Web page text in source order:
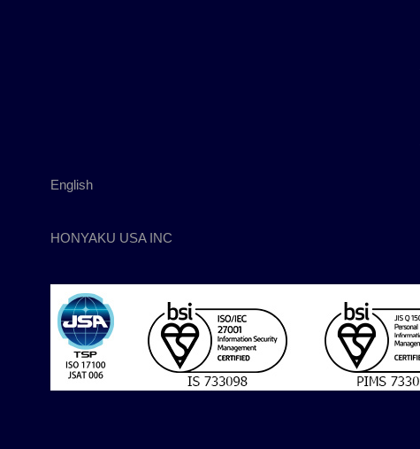
English
HONYAKU USA INC